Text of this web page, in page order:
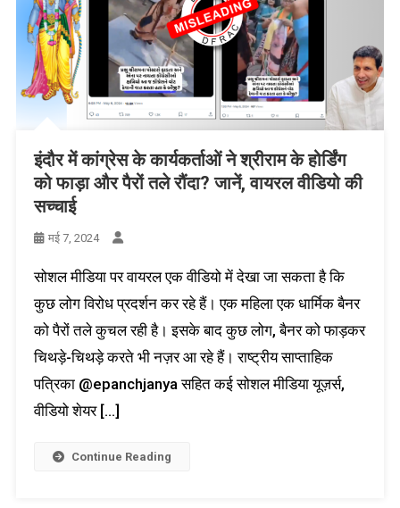
इंदौर में कांग्रेस के कार्यकर्ताओं ने श्रीराम के होर्डिंग
को फाड़ा और पैरों तले रौंदा? जानें, वायरल वीडियो की
सच्चाई
मई 7, 2024
सोशल मीडिया पर वायरल एक वीडियो में देखा जा सकता है कि
कुछ लोग विरोध प्रदर्शन कर रहे हैं। एक महिला एक धार्मिक बैनर
को पैरों तले कुचल रही है। इसके बाद कुछ लोग, बैनर को फाड़कर
चिथड़े-चिथड़े करते भी नज़र आ रहे हैं। राष्ट्रीय साप्ताहिक
पत्रिका @epanchjanya सहित कई सोशल मीडिया यूज़र्स,
वीडियो शेयर […]
Continue Reading